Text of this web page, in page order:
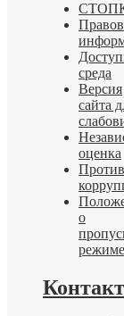
среда
Версия
сайта
оценка
о
режиме